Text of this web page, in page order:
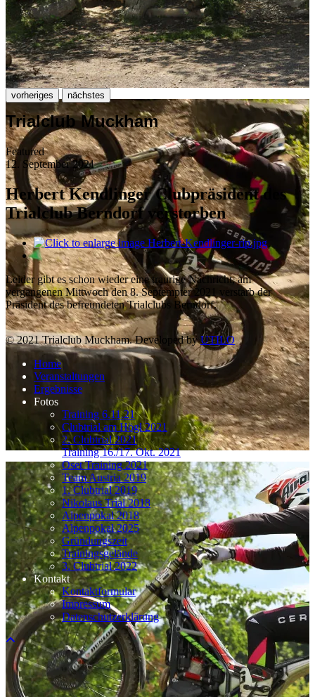
vorheriges nächstes
Trialclub Muckham
Featured
12. September 2021
Herbert Kendlinger Clubpräsident des
Trialclub Berndorf verstorben
Leider gibt es schon wieder eine traurige Nachricht, am
vergangenen Mittwoch den 8. Septempter 2021 verstarb der
Präsident des befreundeten Trialclubs Berndorf.
© 2021 Trialclub Muckham. Developed byUTILO
Home
Veranstaltungen
Ergebnisse
Fotos
Training 6.11.21
Clubtrial am Högl 2021
2. Clubtrial 2021
Training 16./17. Okt. 2021
Oset Training 2021
Team Austria 2019
1. Clubtrial 2019
Nikolaus Trial 2018
Alpenpokal 2018
Alpenpokal 2025
Gründungszeit
Trainingsgelände
3. Clubtrial 2022
Kontakt
Kontaktformular
Impressum
Datenschutzerklärung